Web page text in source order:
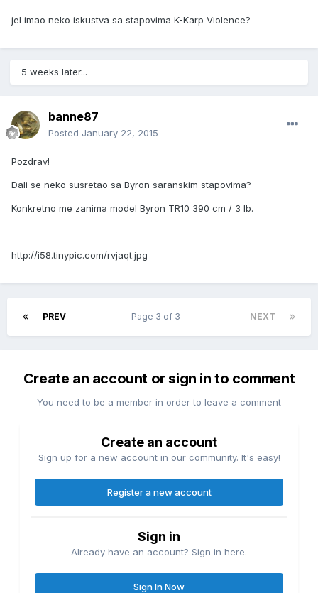
jel imao neko iskustva sa stapovima K-Karp Violence?
5 weeks later...
banne87
Posted January 22, 2015
Pozdrav!
Dali se neko susretao sa Byron saranskim stapovima?
Konkretno me zanima model Byron TR10 390 cm / 3 lb.
http://i58.tinypic.com/rvjaqt.jpg
PREV NEXT
Page 3 of 3
Create an account or sign in to comment
You need to be a member in order to leave a comment
Create an account
Sign up for a new account in our community. It's easy!
Register a new account
Sign in
Already have an account? Sign in here.
Sign In Now